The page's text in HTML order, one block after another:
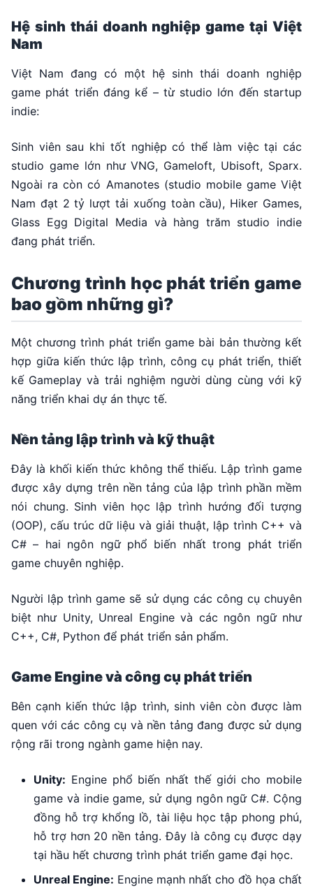
Hệ sinh thái doanh nghiệp game tại Việt
Nam
Việt Nam đang có một hệ sinh thái doanh nghiệp
game phát triển đáng kể – từ studio lớn đến startup
indie:
Sinh viên sau khi tốt nghiệp có thể làm việc tại các
studio game lớn như VNG, Gameloft, Ubisoft, Sparx.
Ngoài ra còn có Amanotes (studio mobile game Việt
Nam đạt 2 tỷ lượt tải xuống toàn cầu), Hiker Games,
Glass Egg Digital Media và hàng trăm studio indie
đang phát triển.
Chương trình học phát triển game
bao gồm những gì?
Một chương trình phát triển game bài bản thường kết
hợp giữa kiến thức lập trình, công cụ phát triển, thiết
kế Gameplay và trải nghiệm người dùng cùng với kỹ
năng triển khai dự án thực tế.
Nền tảng lập trình và kỹ thuật
Đây là khối kiến thức không thể thiếu. Lập trình game
được xây dựng trên nền tảng của lập trình phần mềm
nói chung. Sinh viên học lập trình hướng đối tượng
(OOP), cấu trúc dữ liệu và giải thuật, lập trình C++ và
C# – hai ngôn ngữ phổ biến nhất trong phát triển
game chuyên nghiệp.
Người lập trình game sẽ sử dụng các công cụ chuyên
biệt như Unity, Unreal Engine và các ngôn ngữ như
C++, C#, Python để phát triển sản phẩm.
Game Engine và công cụ phát triển
Bên cạnh kiến thức lập trình, sinh viên còn được làm
quen với các công cụ và nền tảng đang được sử dụng
rộng rãi trong ngành game hiện nay.
Unity: Engine phổ biến nhất thế giới cho mobile
game và indie game, sử dụng ngôn ngữ C#. Cộng
đồng hỗ trợ khổng lồ, tài liệu học tập phong phú,
hỗ trợ hơn 20 nền tảng. Đây là công cụ được dạy
tại hầu hết chương trình phát triển game đại học.
Unreal Engine: Engine mạnh nhất cho đồ họa chất